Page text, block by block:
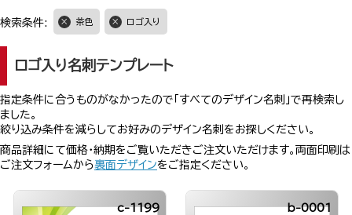
検索条件: 茶色 ロゴ入り
ロゴ入り名刺テンプレート
指定条件に合うものがなかったので「すべてのデザイン名刺」で再検索し
ました。
絞り込み条件を減らしてお好みのデザイン名刺をお探しください。
商品詳細にて価格・納期をご覧いただきご注文いただけます。両面印刷は
ご注文フォームから裏面デザインをご指定ください。
c-1199 b-0001